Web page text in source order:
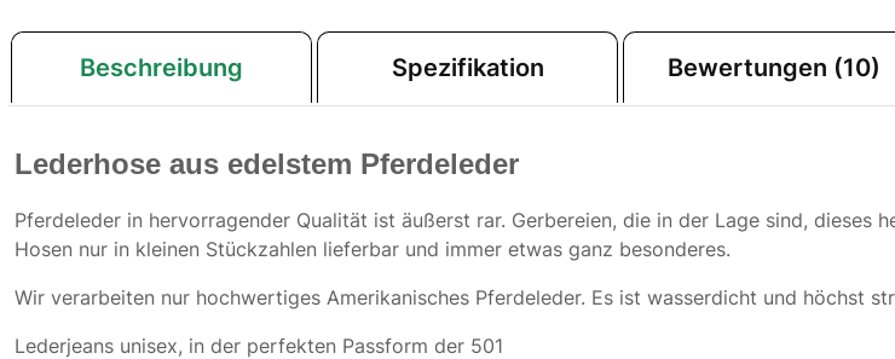
Beschreibung Spezifikation Bewertungen (10)
Lederhose aus edelstem Pferdeleder
Pferdeleder in hervorragender Qualität ist äußerst rar. Gerbereien, die in der Lage sind,
Hosen nur in kleinen Stückzahlen lieferbar und immer etwas ganz besonderes.
Wir verarbeiten nur hochwertiges Amerikanisches Pferdeleder. Es ist wasserdicht und höchst
Lederjeans unisex, in der perfekten Passform der 501